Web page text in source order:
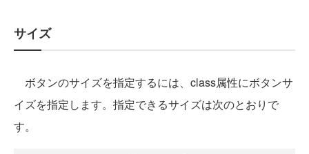
サイズ
ボタンのサイズを指定するには、class属性にボタンサ
イズを指定します。指定できるサイズは次のとおりで
す。